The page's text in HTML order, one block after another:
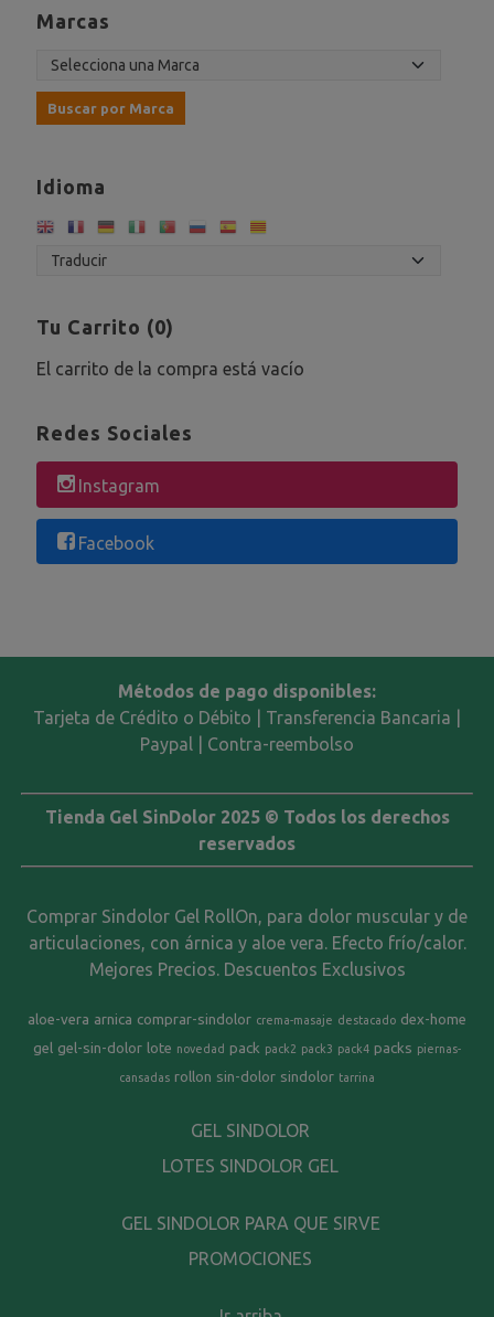
Marcas
Idioma
Tu Carrito (0)
El carrito de la compra está vacío
Redes Sociales
Instagram
Facebook
Métodos de pago disponibles:
Tarjeta de Crédito o Débito | Transferencia Bancaria |
Paypal | Contra-reembolso
Tienda Gel SinDolor 2025 © Todos los derechos
reservados
Comprar Sindolor Gel RollOn, para dolor muscular y de
articulaciones, con árnica y aloe vera. Efecto frío/calor.
Mejores Precios. Descuentos Exclusivos
aloe-vera arnica comprar-sindolor crema-masaje destacado dex-home
gel gel-sin-dolor lote novedad pack pack2 pack3 pack4 packs piernas-
cansadas rollon sin-dolor sindolor tarrina
GEL SINDOLOR
LOTES SINDOLOR GEL
GEL SINDOLOR PARA QUE SIRVE
PROMOCIONES